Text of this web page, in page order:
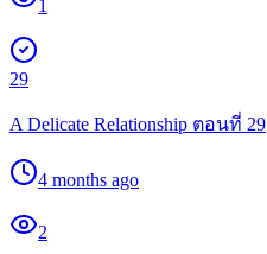
1
29
A Delicate Relationship ตอนที่ 29
4 months ago
2